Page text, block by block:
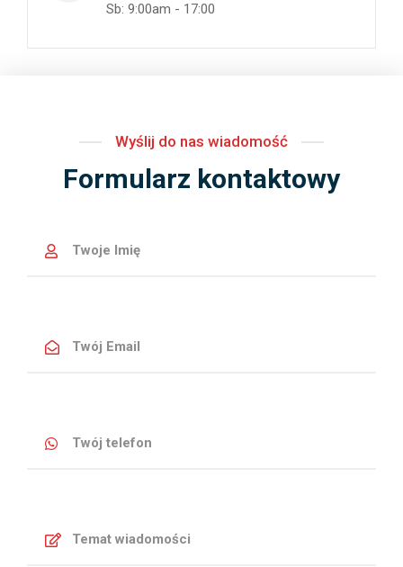
Sb: 9:00am - 17:00
Wyślij do nas wiadomość
Formularz kontaktowy